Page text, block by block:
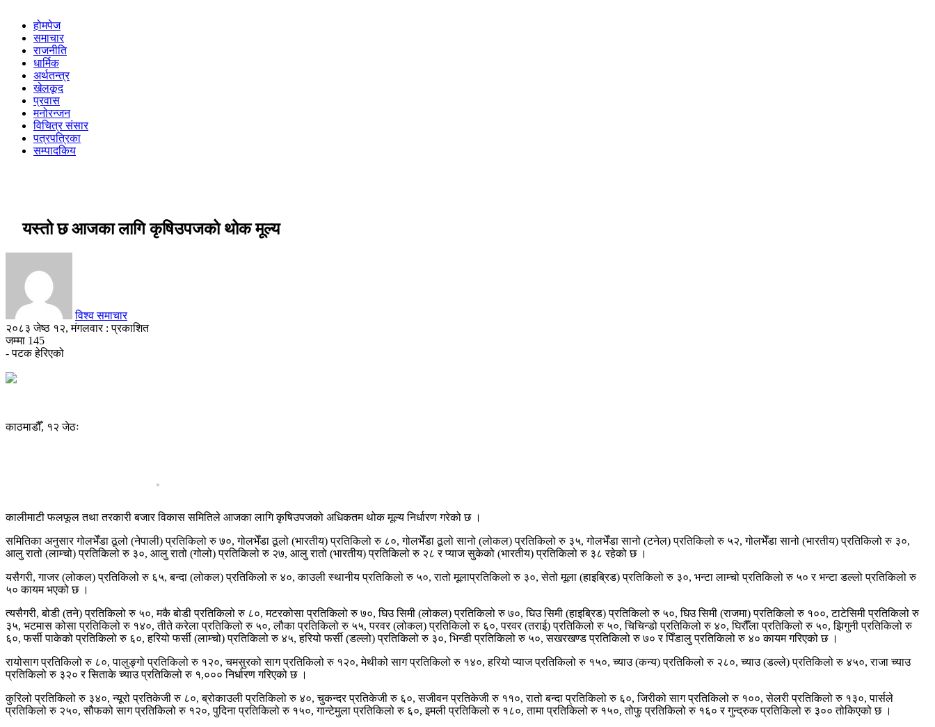
होमपेज
समाचार
राजनीति
धार्मिक
अर्थतन्त्र
खेलकूद
प्रवास
मनोरन्जन
विचित्र संसार
पत्रपत्रिका
सम्पादकिय
यस्तो छ आजका लागि कृषिउपजको थोक मूल्य
विश्व समाचार
२०८३ जेष्ठ १२, मंगलवार : प्रकाशित
जम्मा 145
- पटक हेरिएको
काठमाडौँ, १२ जेठः
कालीमाटी फलफूल तथा तरकारी बजार विकास समितिले आजका लागि कृषिउपजको अधिकतम थोक मूल्य निर्धारण गरेको छ ।
समितिका अनुसार गोलभेँडा ठूलो (नेपाली) प्रतिकिलो रु ७०, गोलभेँडा ठूलो (भारतीय) प्रतिकिलो रु ८०, गोलभेँडा ठूलो सानो (लोकल) प्रतिकिलो रु ३५, गोलभेँडा सानो (टनेल) प्रतिकिलो रु ५२, गोलभेँडा सानो (भारतीय) प्रतिकिलो रु ३०,
आलु रातो (लाम्चो) प्रतिकिलो रु ३०, आलु रातो (गोलो) प्रतिकिलो रु २७, आलु रातो (भारतीय) प्रतिकिलो रु २८ र प्याज सुकेको (भारतीय) प्रतिकिलो रु ३८ रहेको छ ।
यसैगरी, गाजर (लोकल) प्रतिकिलो रु ६५, बन्दा (लोकल) प्रतिकिलो रु ४०, काउली स्थानीय प्रतिकिलो रु ५०, रातो मूलाप्रतिकिलो रु ३०, सेतो मूला (हाइब्रिड) प्रतिकिलो रु ३०, भन्टा लाम्चो प्रतिकिलो रु ५० र भन्टा डल्लो प्रतिकिलो रु
५० कायम भएको छ ।
त्यसैगरी, बोडी (तने) प्रतिकिलो रु ५०, मकै बोडी प्रतिकिलो रु ८०, मटरकोसा प्रतिकिलो रु ७०, घिउ सिमी (लोकल) प्रतिकिलो रु ७०, घिउ सिमी (हाइब्रिड) प्रतिकिलो रु ५०, घिउ सिमी (राजमा) प्रतिकिलो रु १००, टाटेसिमी प्रतिकिलो रु
३५, भटमास कोसा प्रतिकिलो रु १४०, तीते करेला प्रतिकिलो रु ५०, लौका प्रतिकिलो रु ५५, परवर (लोकल) प्रतिकिलो रु ६०, परवर (तराई) प्रतिकिलो रु ५०, चिचिन्डो प्रतिकिलो रु ४०, घिरौँला प्रतिकिलो रु ५०, झिगुनी प्रतिकिलो रु
६०, फर्सी पाकेको प्रतिकिलो रु ६०, हरियो फर्सी (लाम्चो) प्रतिकिलो रु ४५, हरियो फर्सी (डल्लो) प्रतिकिलो रु ३०, भिन्डी प्रतिकिलो रु ५०, सखरखण्ड प्रतिकिलो रु ७० र पिँडालु प्रतिकिलो रु ४० कायम गरिएको छ ।
रायोसाग प्रतिकिलो रु ८०, पालुङ्गो प्रतिकिलो रु १२०, चमसुरको साग प्रतिकिलो रु १२०, मेथीको साग प्रतिकिलो रु १४०, हरियो प्याज प्रतिकिलो रु १५०, च्याउ (कन्य) प्रतिकिलो रु २८०, च्याउ (डल्ले) प्रतिकिलो रु ४५०, राजा च्याउ
प्रतिकिलो रु ३२० र सिताके च्याउ प्रतिकिलो रु १,००० निर्धारण गरिएको छ ।
कुरिलो प्रतिकिलो रु ३४०, न्यूरो प्रतिकेजी रु ८०, ब्रोकाउली प्रतिकिलो रु ४०, चुकन्दर प्रतिकेजी रु ६०, सजीवन प्रतिकेजी रु ११०, रातो बन्दा प्रतिकिलो रु ६०, जिरीको साग प्रतिकिलो रु १००, सेलरी प्रतिकिलो रु १३०, पार्सले
प्रतिकिलो रु २५०, सौफको साग प्रतिकिलो रु १२०, पुदिना प्रतिकिलो रु १५०, गान्टेमुला प्रतिकिलो रु ६०, इमली प्रतिकिलो रु १८०, तामा प्रतिकिलो रु १५०, तोफु प्रतिकिलो रु १६० र गुन्द्रुक प्रतिकिलो रु ३०० तोकिएको छ ।